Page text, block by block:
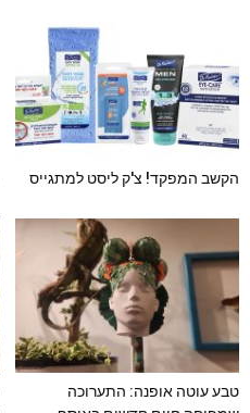
הקשב המפקד! צ'ק ליסט למתגייס
טבע עוטה אופנה: התערוכה